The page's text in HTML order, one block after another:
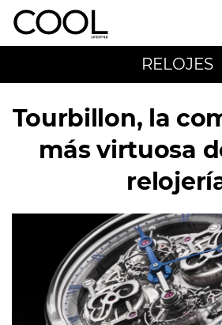
RELOJES
Tourbillon, la
más virtuosa